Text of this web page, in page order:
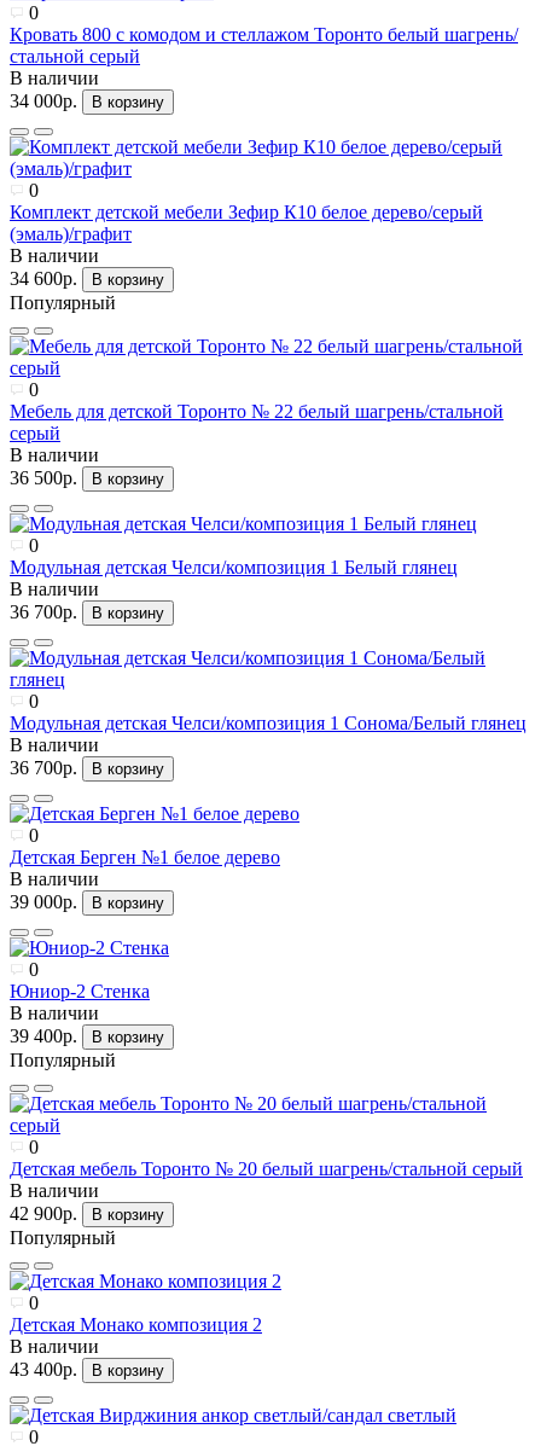
0
Кровать 800 с комодом и стеллажом Торонто белый шагрень/
стальной серый
В наличии
34 000р.
В корзину
0
Комплект детской мебели Зефир К10 белое дерево/серый
(эмаль)/графит
В наличии
34 600р.
В корзину
Популярный
0
Мебель для детской Торонто № 22 белый шагрень/стальной
серый
В наличии
36 500р.
В корзину
0
Модульная детская Челси/композиция 1 Белый глянец
В наличии
36 700р.
В корзину
0
Модульная детская Челси/композиция 1 Сонома/Белый глянец
В наличии
36 700р.
В корзину
0
Детская Берген №1 белое дерево
В наличии
39 000р.
В корзину
0
Юниор-2 Стенка
В наличии
39 400р.
В корзину
Популярный
0
Детская мебель Торонто № 20 белый шагрень/стальной серый
В наличии
42 900р.
В корзину
Популярный
0
Детская Монако композиция 2
В наличии
43 400р.
В корзину
0